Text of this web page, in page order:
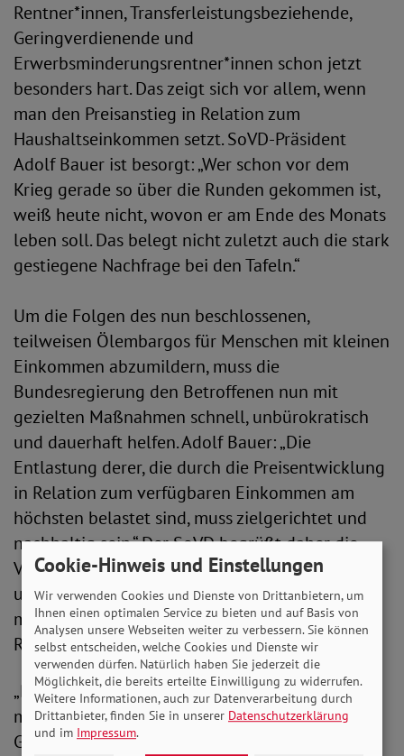
Rentner*innen, Transferleistungsbeziehende,
Geringverdienende und
Erwerbsminderungsrentner*innen schon jetzt
besonders hart. Das zeigt sich vor allem, wenn
man den Preisanstieg in Relation zum
Haushaltseinkommen setzt. SoVD-Präsident
Adolf Bauer ist besorgt: „Wer schon vor dem
Krieg gerade so über die Runden gekommen ist,
weiß heute nicht, wovon er am Ende des Monats
leben soll. Das belegt nicht zuletzt auch die stark
gestiegene Nachfrage bei den Tafeln.“
Um die Folgen des nun beschlossenen,
teilweisen Ölembargos für Menschen mit kleinen
Einkommen abzumildern, muss die
Bundesregierung den Betroffenen nun mit
gezielten Maßnahmen schnell, unbürokratisch
und dauerhaft helfen. Adolf Bauer: „Die
Entlastung derer, die durch die Preisentwicklung
in Relation zum verfügbaren Einkommen am
höchsten belastet sind, muss zielgerichtet und
nachhaltig sein.“ Der SoVD begrüßt daher die
Vorschläge für eine Erhöhung der Regelsätze
und ein soziales Klimageld, das alle kleinen und
mittleren Einkommen erreicht - also auch
Rentner*innen und Arbeitslose.
„Bis dahin brauchen wir einen sofortigen
monatlichen Zuschlag von 100 Euro für alle
Grundsicherungsbeziehenden, ein weiteres
Cookie-Hinweis und Einstellungen
Wir verwenden Cookies und Dienste von Drittanbietern, um
Ihnen einen optimalen Service zu bieten und auf Basis von
Analysen unsere Webseiten weiter zu verbessern. Sie können
selbst entscheiden, welche Cookies und Dienste wir
verwenden dürfen. Natürlich haben Sie jederzeit die
Möglichkeit, die bereits erteilte Einwilligung zu widerrufen.
Weitere Informationen, auch zur Datenverarbeitung durch
Drittanbieter, finden Sie in unserer Datenschutzerklärung
und im Impressum.